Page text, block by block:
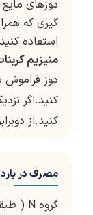
دوزهای مایع
گیری که
استفاده
منیزیم
دوز
کنید.اگر
کنید.از
مصرف در
گروه N ( طبقه بندی نشده )